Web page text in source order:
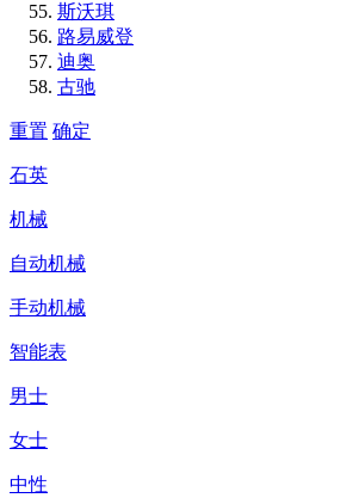
斯沃琪
路易威登
迪奥
古驰
重置 确定
石英
机械
自动机械
手动机械
智能表
男士
女士
中性